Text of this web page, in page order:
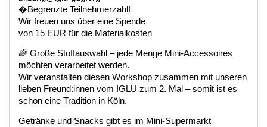
�Begrenzte Teilnehmerzahl!
Wir freuen uns über eine Spende
von 15 EUR für die Materialkosten
🌈 Große Stoffauswahl – jede Menge Mini-Accessoires
möchten verarbeitet werden.
Wir veranstalten diesen Workshop zusammen mit unseren
lieben Freund:innen vom IGLU zum 2. Mal – somit ist es
schon eine Tradition in Köln.
Getränke und Snacks gibt es im Mini-Supermarkt